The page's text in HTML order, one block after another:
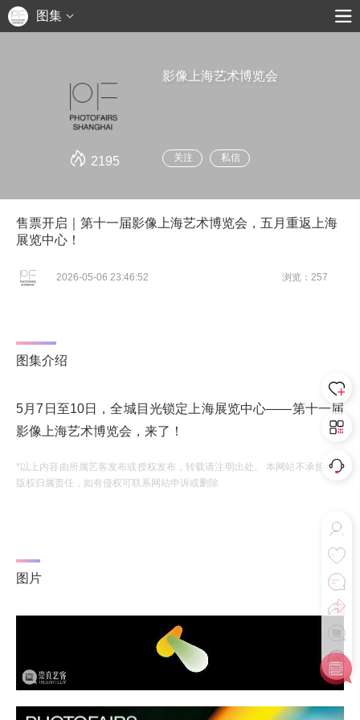
图集
2195
影像上海艺术博览会
关注 私信
售票开启｜第十一届影像上海艺术博览会，五月重返上海
展览中心！
2026-05-06 23:46:52 浏览：257
图集介绍
5月7日至10日，全城目光锁定上海展览中心——第十一届
影像上海艺术博览会，来了！
*以上内容由所属艺客发布或授权发布，转载请注明出处。 本网站不承担相应
版权归属责任，如有侵权可联系网站申诉或删除
图片